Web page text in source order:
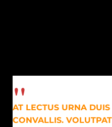
AT LECTUS URNA
CONVALLIS.